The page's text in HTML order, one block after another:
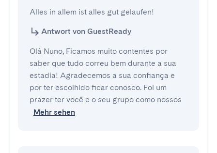
Alles in allem ist alles gut gelaufen!
Antwort von GuestReady
Olá Nuno, Ficamos muito contentes por
saber que tudo correu bem durante a sua
estadia! Agradecemos a sua confiança e
por ter escolhido ficar conosco. Foi um
prazer ter você e o seu grupo como nossos
Mehr sehen